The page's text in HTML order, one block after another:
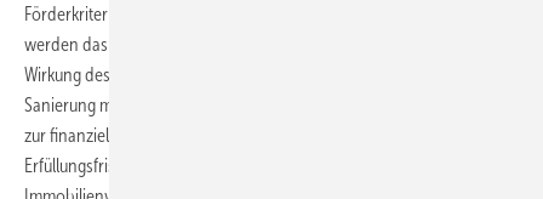
Förderkriterien und die hohen Anforderungen an die Energieklasse
werden das Vorhaben in der Praxis erschweren und somit die
Wirkung des Programms erheblich abschwächen.“ Die umfangreiche
Sanierung müsse fast auf einmal vollständig gestemmt werden, Zeit
zur finanziellen Erholung bleibe kaum. Becker fordert flexible
Erfüllungsfristen und niedrigere energetische Standards. Auch der